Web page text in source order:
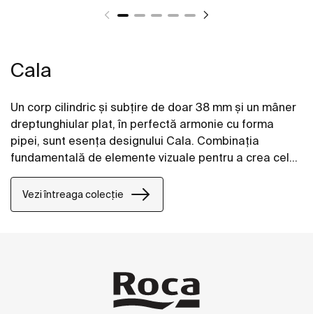
Cala
Un corp cilindric și subțire de doar 38 mm și un mâner
dreptunghiular plat, în perfectă armonie cu forma
pipei, sunt esența designului Cala. Combinația
fundamentală de elemente vizuale pentru a crea cele
mai bune proporții și cel mai bun stil. Această
colecție cuprinzătoare include o gamă largă de
baterii de lavoar, cadă, duș și bideu.
Vezi întreaga colecție